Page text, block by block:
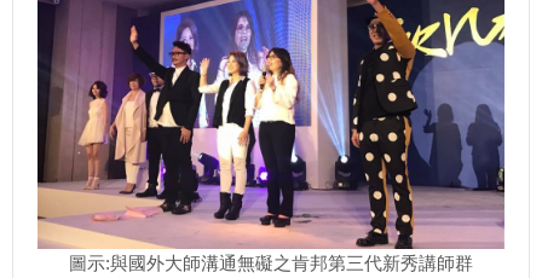
圖示:與國外大師溝通無礙之肯邦第三代新秀講師群